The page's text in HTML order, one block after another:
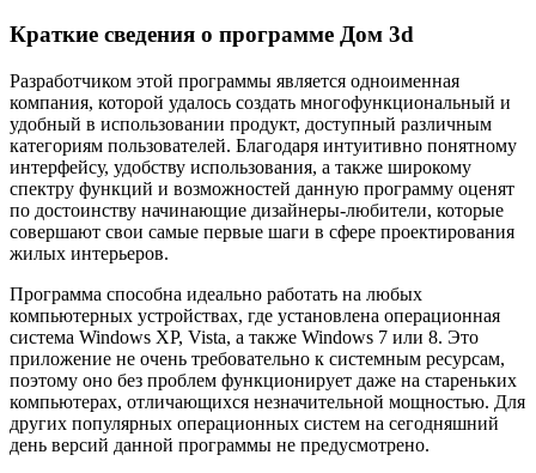
Краткие сведения о программе Дом 3d
Разработчиком этой программы является одноименная
компания, которой удалось создать многофункциональный и
удобный в использовании продукт, доступный различным
категориям пользователей. Благодаря интуитивно понятному
интерфейсу, удобству использования, а также широкому
спектру функций и возможностей данную программу оценят
по достоинству начинающие дизайнеры-любители, которые
совершают свои самые первые шаги в сфере проектирования
жилых интерьеров.
Программа способна идеально работать на любых
компьютерных устройствах, где установлена операционная
система Windows XP, Vista, а также Windows 7 или 8. Это
приложение не очень требовательно к системным ресурсам,
поэтому оно без проблем функционирует даже на стареньких
компьютерах, отличающихся незначительной мощностью. Для
других популярных операционных систем на сегодняшний
день версий данной программы не предусмотрено.